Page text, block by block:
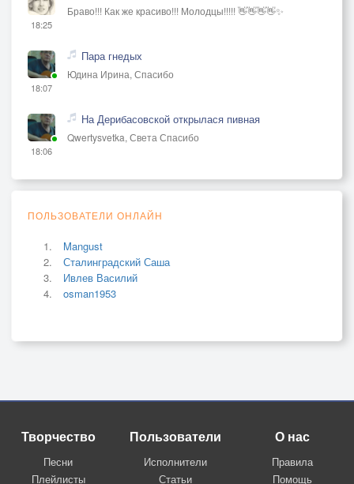
18:25
Браво!!! Как же красиво!!! Молодцы!!!!! 👋👋👋👋✨
18:07
Пара гнедых
Юдина Ирина, Спасибо
18:06
На Дерибасовской открылася пивная
Qwertysvetka, Света Спасибо
ПОЛЬЗОВАТЕЛИ ОНЛАЙН
Mangust
Сталинградский Саша
Ивлев Василий
osman1953
Творчество
Песни
Плейлисты
Пользователи
Исполнители
Статьи
О нас
Правила
Помощь